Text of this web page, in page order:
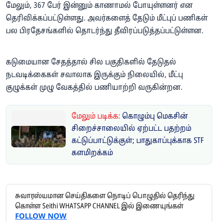
மேலும், 367 பேர் இன்னும் காணாமல் போயுள்ளனர் என
தெரிவிக்கப்பட்டுள்ளது. அவர்களைத் தேடும் மீட்புப் பணிகள்
பல பிரதேசங்களில் தொடர்ந்து தீவிரப்படுத்தப்பட்டுள்ளன.
கடுமையான சேதத்தால் சில பகுதிகளில் தேடுதல்
நடவடிக்கைகள் சவாலாக இருக்கும் நிலையில், மீட்பு
குழுக்கள் முழு வேகத்தில் பணியாற்றி வருகின்றன.
மேலும் படிக்க: கொழும்பு மெகசின்
சிறைச்சாலையில் ஏற்பட்ட பதற்றம்
கட்டுப்பாட்டுக்குள்; பாதுகாப்புக்காக STF
களமிறக்கம்
சுவாரஸ்யமான செய்திகளை நொடிப் பொழுதில் தெரிந்து
கொள்ள Seithi WHATSAPP CHANNEL இல் இணையுங்கள்
FOLLOW NOW